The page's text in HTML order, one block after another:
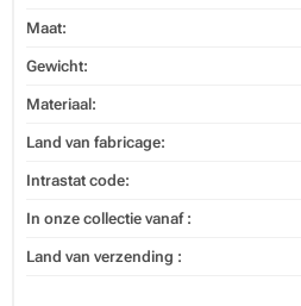
Maat:
Gewicht:
Materiaal:
Land van fabricage:
Intrastat code:
In onze collectie vanaf :
Land van verzending :